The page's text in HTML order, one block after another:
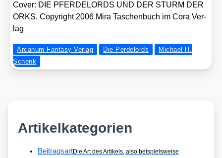
Cover: DIE PFERDELORDS UND DER STURM DER
ORKS, Copy­right 2006 Mira Taschen­buch im Cora Ver­
lag
Arcanum Fantasy Verlag Die Perdelords
Michael H.
Schenk
Artikelkategorien
BeitragsartDie Art des Artikels, also beispielsweise